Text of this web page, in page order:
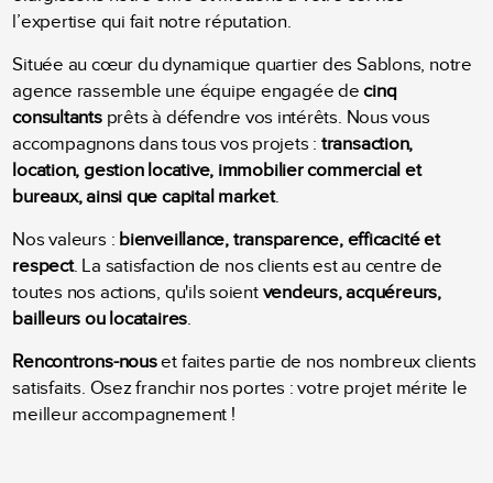
l’expertise qui fait notre réputation.
Située au cœur du dynamique quartier des Sablons, notre
agence rassemble une équipe engagée decinq
consultantsprêts à défendre vos intérêts. Nous vous
accompagnons dans tous vos projets : transaction,
location, gestion locative, immobilier commercial et
bureaux, ainsi que capital market.
Nos valeurs : bienveillance, transparence, efficacité et
respect. La satisfaction de nos clients est au centre de
toutes nos actions, qu'ils soient vendeurs, acquéreurs,
bailleurs ou locataires.
Rencontrons-nouset faites partie de nos nombreux clients
satisfaits. Osez franchir nos portes : votre projet mérite le
meilleur accompagnement !